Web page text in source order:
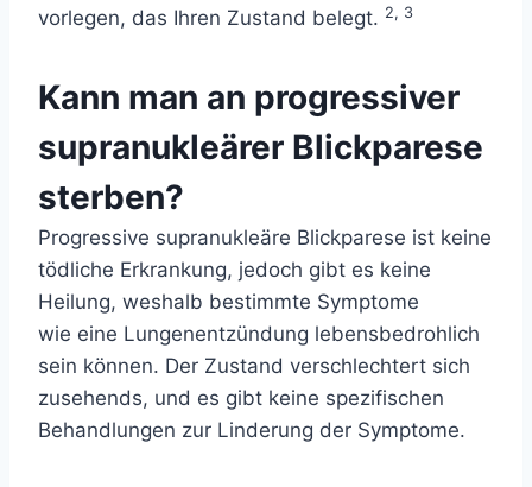
vorlegen, das Ihren Zustand belegt. 2, 3
Kann man an progressiver
supranukleärer Blickparese
sterben?
Progressive supranukleäre Blickparese ist keine
tödliche Erkrankung, jedoch gibt es keine
Heilung, weshalb bestimmte Symptome
wie eine Lungenentzündung lebensbedrohlich
sein können. Der Zustand verschlechtert sich
zusehends, und es gibt keine spezifischen
Behandlungen zur Linderung der Symptome.